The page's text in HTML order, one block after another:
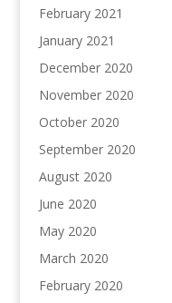
February 2021
January 2021
December 2020
November 2020
October 2020
September 2020
August 2020
June 2020
May 2020
March 2020
February 2020